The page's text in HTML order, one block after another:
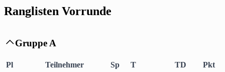
Ranglisten Vorrunde
 Gruppe A
Pl Teilnehmer Sp T TD
Pkt